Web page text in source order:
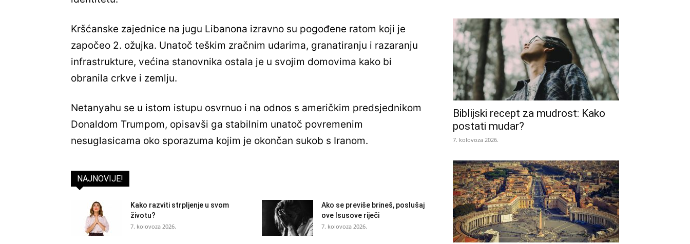
Kršćanske zajednice na jugu Libanona izravno su pogođene ratom koji je
započeo 2. ožujka. Unatoč teškim zračnim udarima, granatiranju i razaranju
infrastrukture, većina stanovnika ostala je u svojim domovima kako bi
obranila crkve i zemlju.
Netanyahu se u istom istupu osvrnuo i na odnos s američkim predsjednikom
Donaldom Trumpom, opisavši ga stabilnim unatoč povremenim
nesuglasicama oko sporazuma kojim je okončan sukob s Iranom.
NAJNOVIJE!
Kako razviti strpljenje u svom
životu?
7. kolovoza 2026.
Ako se previše brineš, poslušaj
ove Isusove riječi
7. kolovoza 2026.
Biblijski recept za mudrost: Kako
postati mudar?
7. kolovoza 2026.